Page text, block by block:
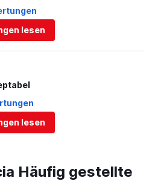
lesen
lesen
Häufig gestellte